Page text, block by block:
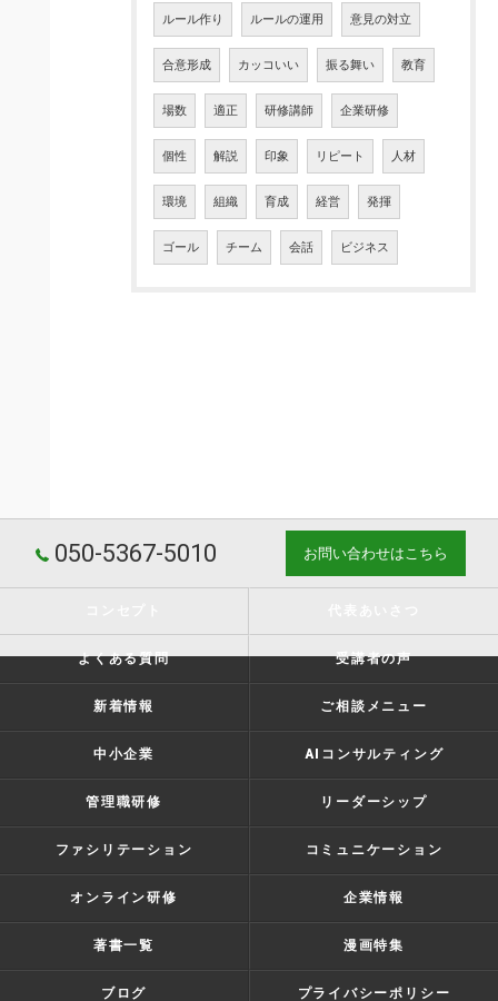
ルール作り ルールの運用 意見の対立
合意形成 カッコいい 振る舞い 教育
場数 適正 研修講師 企業研修
個性 解説 印象 リピート 人材
環境 組織 育成 経営 発揮
ゴール チーム 会話 ビジネス
050-5367-5010 お問い合わせはこちら
よくある質問 受講者の声
新着情報 ご相談メニュー
中小企業 AIコンサルティング
管理職研修 リーダーシップ
ファシリテーション コミュニケーション
オンライン研修 企業情報
著書一覧 漫画特集
ブログ プライバシーポリシー